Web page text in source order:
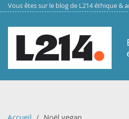
Aller au contenu principal
Vous êtes sur le blog de L214 éthique &
Accueil Noël vegan